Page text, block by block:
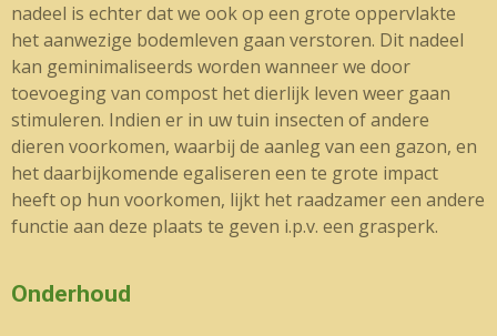
nadeel is echter dat we ook op een grote oppervlakte
het aanwezige bodemleven gaan verstoren. Dit nadeel
kan geminimaliseerds worden wanneer we door
toevoeging van compost het dierlijk leven weer gaan
stimuleren. Indien er in uw tuin insecten of andere
dieren voorkomen, waarbij de aanleg van een gazon, en
het daarbijkomende egaliseren een te grote impact
heeft op hun voorkomen, lijkt het raadzamer een andere
functie aan deze plaats te geven i.p.v. een grasperk.
Onderhoud